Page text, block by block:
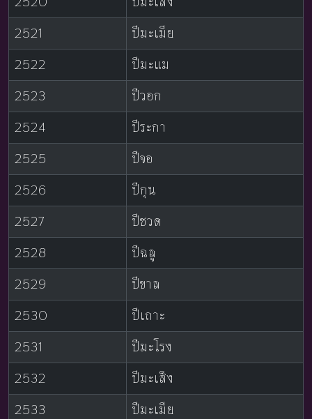
2521
ปีมะเมีย
2522
ปีมะแม
2523
ปีวอก
2524
ปีระกา
2525
ปีจอ
2526
ปีกุน
2527
ปีชวด
2528
ปีฉลู
2529
ปีขาล
2530
ปีเถาะ
2531
ปีมะโรง
2532
ปีมะเส็ง
2533
ปีมะเมีย